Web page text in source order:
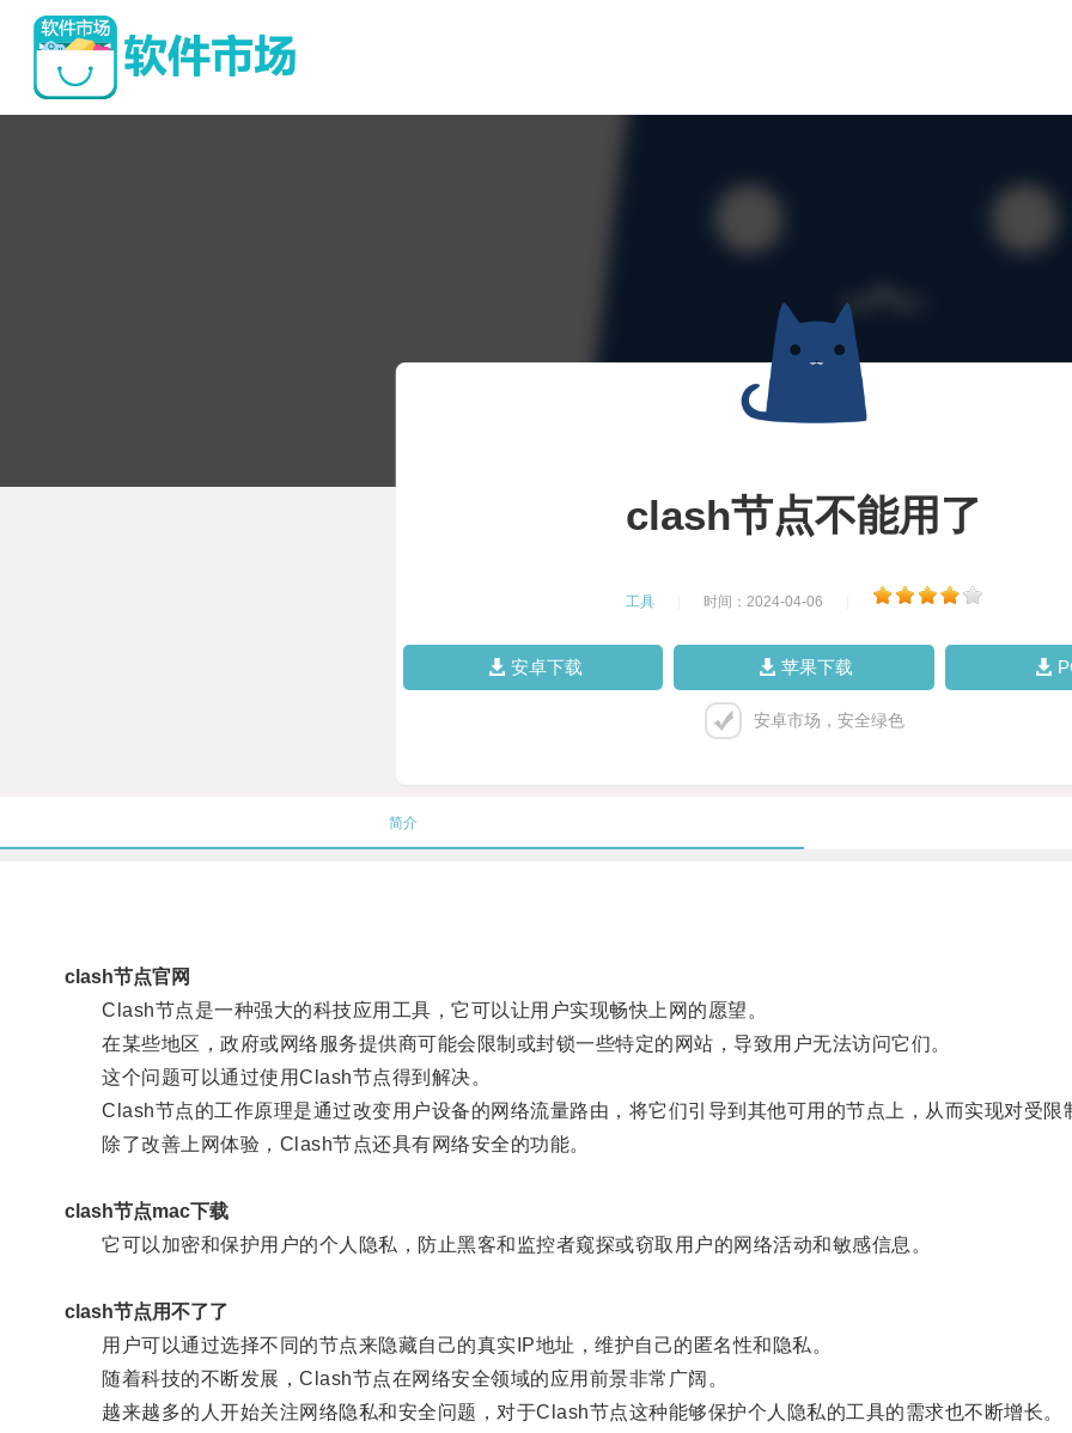
clash节点不能用了
工具 时间：2024-04-06
安卓下载 苹果下载
安卓市场，安全绿色
简介
clash节点官网
Clash节点是一种强大的科技应用工具，它可以让用户实现畅快上网的愿望。
在某些地区，政府或网络服务提供商可能会限制或封锁一些特定的网站，导致用户无法访问它们。
这个问题可以通过使用Clash节点得到解决。
Clash节点的工作原理是通过改变用户设备的网络流量路由，将它们引导到其他可用的节点上，从而实现对受限
除了改善上网体验，Clash节点还具有网络安全的功能。
clash节点mac下载
它可以加密和保护用户的个人隐私，防止黑客和监控者窥探或窃取用户的网络活动和敏感信息。
clash节点用不了了
用户可以通过选择不同的节点来隐藏自己的真实IP地址，维护自己的匿名性和隐私。
随着科技的不断发展，Clash节点在网络安全领域的应用前景非常广阔。
越来越多的人开始关注网络隐私和安全问题，对于Clash节点这种能够保护个人隐私的工具的需求也不断增长。